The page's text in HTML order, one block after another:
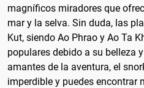
magníficos miradores que
mar y la selva. Sin duda, las
Kut, siendo Ao Phrao y Ao Ta
populares debido a su belleza
amantes de la aventura, el
imperdible y puedes encontrar